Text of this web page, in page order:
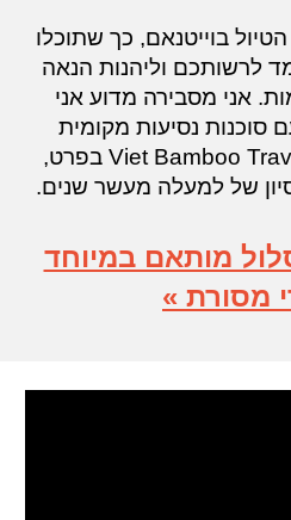
בוייטנאם, כך שתוכלו
לרשותכם וליהנות הנאה
אני מסבירה מדוע אני
סוכנות נסיעות מקומית
,
של למעלה מעשר שנים.
מותאם במיוחד
מסורת »